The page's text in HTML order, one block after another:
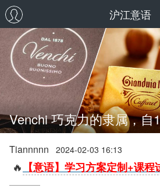
沪江意语
Venchi 巧克力的隶属，自
Tiannnnn 2024-02-03 16:13
🔥 【意语】学习方案定制+课程